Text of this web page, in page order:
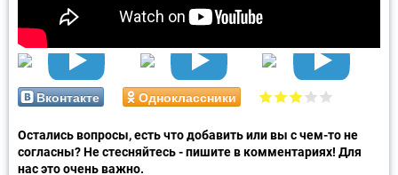
Вконтакте Одноклассники
Остались вопросы, есть что добавить или вы с чем-то не
согласны? Не стесняйтесь - пишите в комментариях! Для
нас это очень важно.